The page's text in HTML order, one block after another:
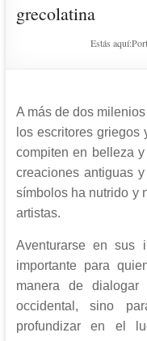
grecolatina
Estás aquí:
A más de dos
los escritores
compiten en belleza
creaciones antiguas
símbolos ha nutrido y
artistas.
Aventurarse en sus
importante para
manera de
occidental, sino
profundizar en el